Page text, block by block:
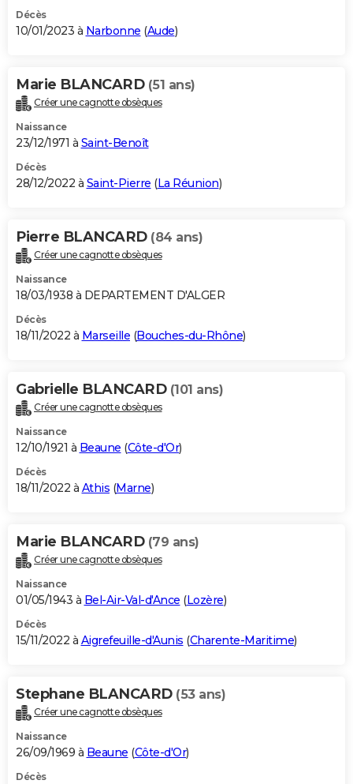
Décès
10/01/2023 à Narbonne (Aude)
Marie BLANCARD (51 ans)
Créer une cagnotte obsèques
Naissance
23/12/1971 à Saint-Benoît
Décès
28/12/2022 à Saint-Pierre (La Réunion)
Pierre BLANCARD (84 ans)
Créer une cagnotte obsèques
Naissance
18/03/1938 à DEPARTEMENT D'ALGER
Décès
18/11/2022 à Marseille (Bouches-du-Rhône)
Gabrielle BLANCARD (101 ans)
Créer une cagnotte obsèques
Naissance
12/10/1921 à Beaune (Côte-d'Or)
Décès
18/11/2022 à Athis (Marne)
Marie BLANCARD (79 ans)
Créer une cagnotte obsèques
Naissance
01/05/1943 à Bel-Air-Val-d'Ance (Lozère)
Décès
15/11/2022 à Aigrefeuille-d'Aunis (Charente-Maritime)
Stephane BLANCARD (53 ans)
Créer une cagnotte obsèques
Naissance
26/09/1969 à Beaune (Côte-d'Or)
Décès